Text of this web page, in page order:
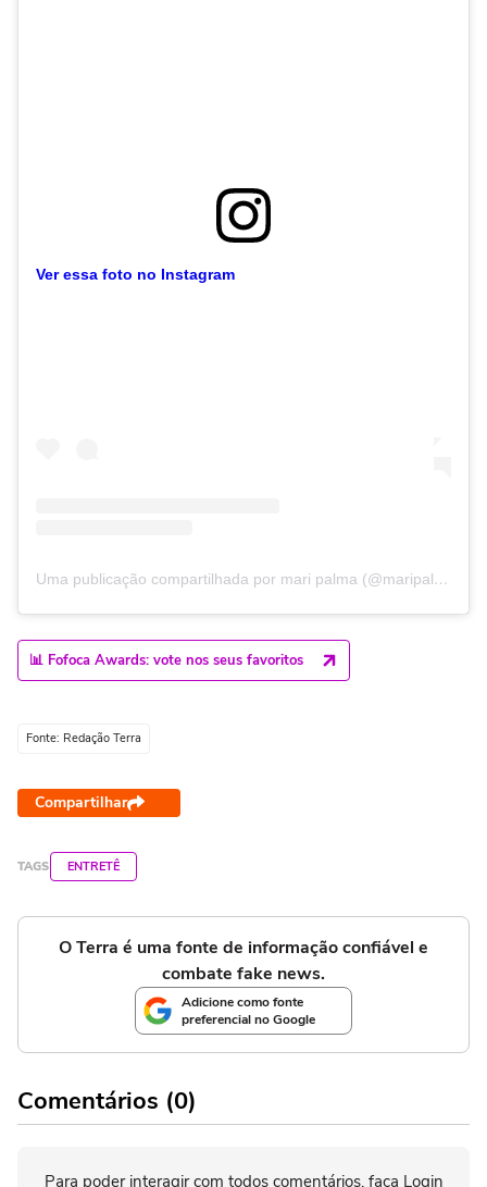
Ver essa foto no Instagram
Uma publicação compartilhada por mari palma (@maripalma)
📊 Fofoca Awards: vote nos seus favoritos
Fonte: Redação Terra
Compartilhar
TAGS ENTRETÊ
O Terra é uma fonte de informação confiável e
combate fake news.
Adicione como fonte
preferencial no Google
Comentários (0)
Para poder interagir com todos comentários, faça Login